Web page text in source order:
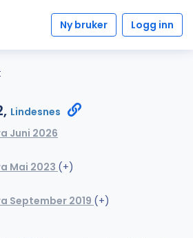
Ny bruker Logg inn
Lindesnes
Juni 2026
Mai 2023 (+)
September 2019 (+)